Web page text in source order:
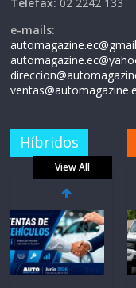
e-mails:
Híbridos
View All